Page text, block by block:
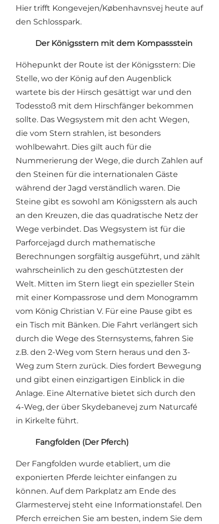
Hier trifft Kongevejen/Københavnsvej heute auf
den Schlosspark.
Der Königsstern mit dem Kompassstein
Höhepunkt der Route ist der Königsstern: Die
Stelle, wo der König auf den Augenblick
wartete bis der Hirsch gesättigt war und den
Todesstoß mit dem Hirschfänger bekommen
sollte. Das Wegsystem mit den acht Wegen,
die vom Stern strahlen, ist besonders
wohlbewahrt. Dies gilt auch für die
Nummerierung der Wege, die durch Zahlen auf
den Steinen für die internationalen Gäste
während der Jagd verständlich waren. Die
Steine gibt es sowohl am Königsstern als auch
an den Kreuzen, die das quadratische Netz der
Wege verbindet. Das Wegsystem ist für die
Parforcejagd durch mathematische
Berechnungen sorgfältig ausgeführt, und zählt
wahrscheinlich zu den geschütztesten der
Welt. Mitten im Stern liegt ein spezieller Stein
mit einer Kompassrose und dem Monogramm
vom König Christian V. Für eine Pause gibt es
ein Tisch mit Bänken. Die Fahrt verlängert sich
durch die Wege des Sternsystems, fahren Sie
z.B. den 2-Weg vom Stern heraus und den 3-
Weg zum Stern zurück. Dies fordert Bewegung
und gibt einen einzigartigen Einblick in die
Anlage. Eine Alternative bietet sich durch den
4-Weg, der über Skydebanevej zum Naturcafé
in Kirkelte führt.
Fangfolden (Der Pferch)
Der Fangfolden wurde etabliert, um die
exponierten Pferde leichter einfangen zu
können. Auf dem Parkplatz am Ende des
Glarmestervej steht eine Informationstafel. Den
Pferch erreichen Sie am besten, indem Sie dem